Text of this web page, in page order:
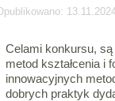
Celami konkursu,
metod kształcenia i
innowacyjnych
dobrych praktyk